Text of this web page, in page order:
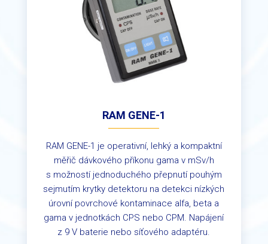
RAM GENE-1
RAM GENE-1 je operativní, lehký a kompaktní
měřič dávkového příkonu gama v mSv/h
s možností jednoduchého přepnutí pouhým
sejmutím krytky detektoru na detekci nízkých
úrovní povrchové kontaminace alfa, beta a
gama v jednotkách CPS nebo CPM. Napájení
z 9 V baterie nebo síťového adaptéru.